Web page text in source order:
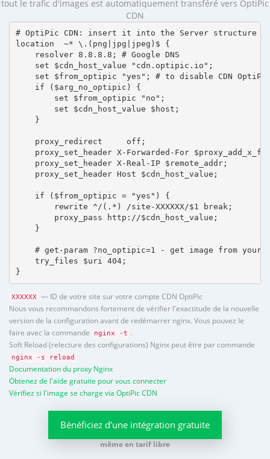
tout le trafic d'images est automatiquement transféré vers OptiPic
CDN
# OptiPic CDN: insert it into the Server structure
location  ~* \.(png|jpg|jpeg)$ {
    resolver 8.8.8.8; # Google DNS
    set $cdn_host_value "cdn.optipic.io";
set $from_optipic "yes"; # to disable CDN
    if ($arg_no_optipic) {
        set $from_optipic "no";
        set $cdn_host_value $host;
    }
    proxy_redirect     off;
proxy_set_header X-Forwarded-For
    proxy_set_header X-Real-IP $remote_addr;
    proxy_set_header Host $cdn_host_value;
    if ($from_optipic = "yes") {
        rewrite ^/(.*) /site-XXXXXX/$1 break;
        proxy_pass http://$cdn_host_value;
    }
# get-param ?no_optipic=1 - get image from your
    try_files $uri 404;
}
XXXXXX
— ID de votre site sur votre compte CDN OptiPic
Nous vous recommandons fortement de vérifier l'exactitude de la nouvelle
version de la configuration avant de redémarrer nginx. Vous pouvez le
faire avec la commande
nginx -t .
Soft Reload (relecture des configurations) Nginx peut être par commande
nginx -s reload
Documentation du proxy Nginx
Obtenez de l'aide gratuite pour vous connecter
Vérifiez si l'image se charge via OptiPic CDN
Bénéficiez d'une intégration gratuite
même en tarif libre